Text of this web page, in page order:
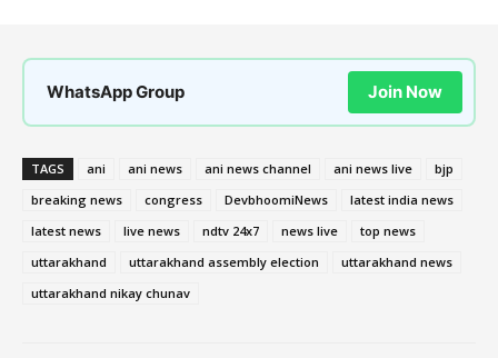
WhatsApp Group Join Now
TAGS ani ani news ani news channel ani news live
bjp
breaking news
congress DevbhoomiNews
latest india news
latest news
live news ndtv 24x7 news live
top news
uttarakhand
uttarakhand assembly election
uttarakhand news
uttarakhand nikay chunav